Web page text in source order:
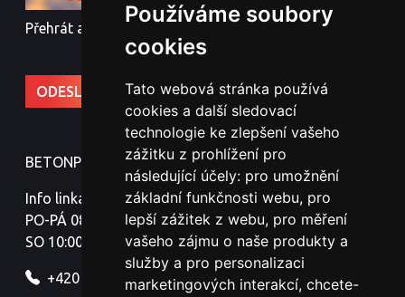
Používáme soubory
cookies
Tato webová stránka používá
cookies a další sledovací
technologie ke zlepšení vašeho
zážitku z prohlížení pro
následující účely: pro umožnění
základní funkčnosti webu, pro
lepší zážitek z webu, pro měření
vašeho zájmu o naše produkty a
služby a pro personalizaci
marketingových interakcí, chcete-
Přehrát audio kód
BETONPLOTY - Jindřich Nováček
Info linka:
PO-PÁ 08:00-18:00
SO 10:00-16:00
+420 777 329 316